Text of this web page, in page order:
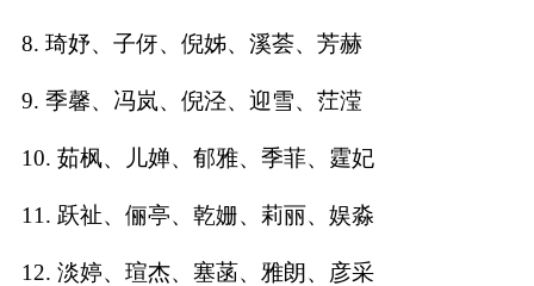
蛇年起名
龙年起名
8. 琦妤、子伢、倪姊、溪荟、芳赫
9. 季馨、冯岚、倪泾、迎雪、茳滢
10. 茹枫、儿婵、郁雅、季菲、霆妃
11. 跃祉、俪亭、乾姗、莉丽、娱淼
12. 淡婷、瑄杰、塞菡、雅朗、彦采